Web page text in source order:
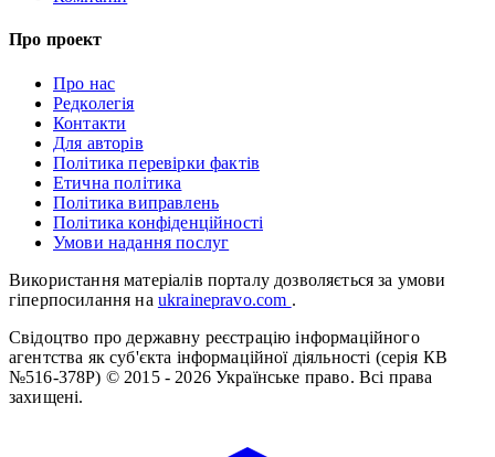
Про проект
Про нас
Редколегія
Контакти
Для авторів
Політика перевірки фактів
Етична політика
Політика виправлень
Політика конфіденційності
Умови надання послуг
Використання матеріалів порталу дозволяється за умови
гіперпосилання на ukrainepravo.com .
Свідоцтво про державну реєстрацію інформаційного
агентства як суб'єкта інформаційної діяльності (серія КВ
№516-378Р) © 2015 - 2026 Українське право. Всі права
захищені.